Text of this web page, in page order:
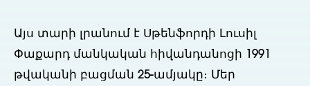
Այս տարի լրանում է Սթենֆորդի Լուսիլ
Փաքարդ մանկական հիվանդանոցի 1991
թվականի բացման 25-ամյակը։ Մեր